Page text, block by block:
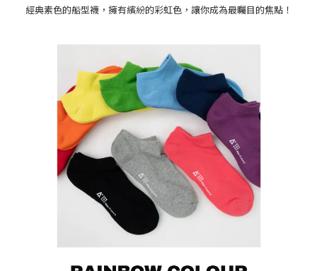
經典素色的船型襪，擁有繽紛的彩虹色，讓你成為最矚目的焦點！